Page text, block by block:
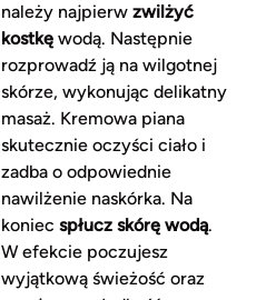
należy najpierw zwilżyć
kostkęwodą. Następnie
rozprowadź ją na wilgotnej
skórze, wykonując delikatny
masaż. Kremowa piana
skutecznie oczyści ciało i
zadba o odpowiednie
nawilżenie naskórka. Na
koniec spłucz skórę wodą.
W efekcie poczujesz
wyjątkową świeżość oraz